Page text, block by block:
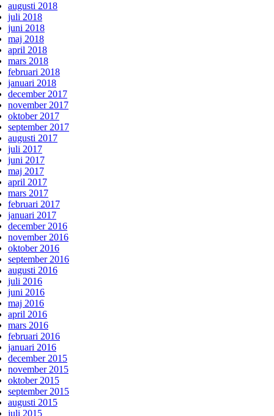
augusti 2018
juli 2018
juni 2018
maj 2018
april 2018
mars 2018
februari 2018
januari 2018
december 2017
november 2017
oktober 2017
september 2017
augusti 2017
juli 2017
juni 2017
maj 2017
april 2017
mars 2017
februari 2017
januari 2017
december 2016
november 2016
oktober 2016
september 2016
augusti 2016
juli 2016
juni 2016
maj 2016
april 2016
mars 2016
februari 2016
januari 2016
december 2015
november 2015
oktober 2015
september 2015
augusti 2015
juli 2015